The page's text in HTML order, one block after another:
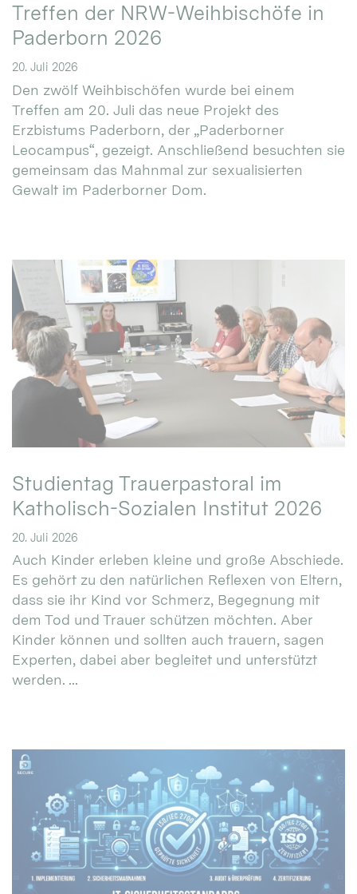
Treffen der NRW-Weihbischöfe in
Paderborn 2026
20. Juli 2026
Den zwölf Weihbischöfen wurde bei einem
Treffen am 20. Juli das neue Projekt des
Erzbistums Paderborn, der „Paderborner
Leocampus“, gezeigt. Anschließend besuchten sie
gemeinsam das Mahnmal zur sexualisierten
Gewalt im Paderborner Dom.
Studientag Trauerpastoral im
Katholisch-Sozialen Institut 2026
20. Juli 2026
Auch Kinder erleben kleine und große Abschiede.
Es gehört zu den natürlichen Reflexen von Eltern,
dass sie ihr Kind vor Schmerz, Begegnung mit
dem Tod und Trauer schützen möchten. Aber
Kinder können und sollten auch trauern, sagen
Experten, dabei aber begleitet und unterstützt
werden. ...